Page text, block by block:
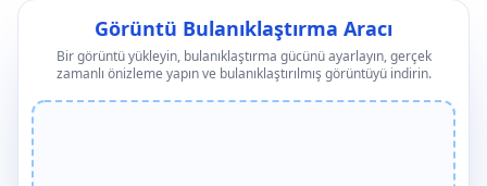
Görüntü Bulanıklaştırma Aracı
Bir görüntü yükleyin, bulanıklaştırma gücünü ayarlayın, gerçek
zamanlı önizleme yapın ve bulanıklaştırılmış görüntüyü indirin.